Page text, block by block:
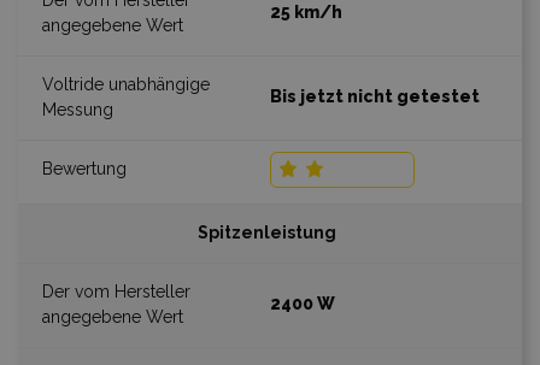
25 km/h
Bis jetzt nicht getestet
Spitzenleistung
2400 W